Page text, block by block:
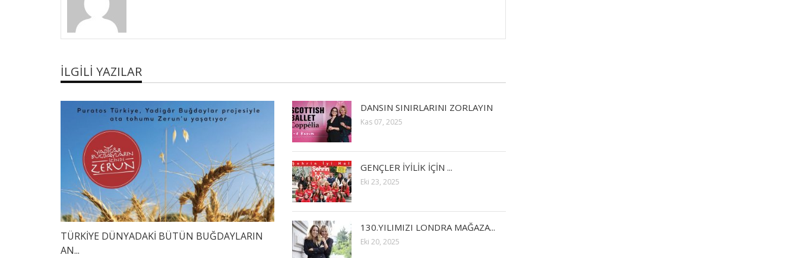
İLGILI YAZILAR
TÜRKİYE DÜNYADAKİ BÜTÜN BUĞDAYLARIN
AN...
DANSIN SINIRLARINI ZORLAYIN
Kas 07, 2025
GENÇLER İYİLİK İÇİN ...
Eki 23, 2025
130.YILIMIZI LONDRA MAĞAZA...
Eki 20, 2025